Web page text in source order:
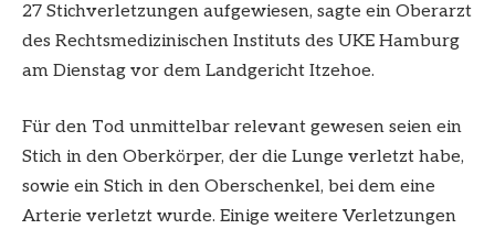
27 Stichverletzungen aufgewiesen, sagte ein Oberarzt
des Rechtsmedizinischen Instituts des UKE Hamburg
am Dienstag vor dem Landgericht Itzehoe.
Für den Tod unmittelbar relevant gewesen seien ein
Stich in den Oberkörper, der die Lunge verletzt habe,
sowie ein Stich in den Oberschenkel, bei dem eine
Arterie verletzt wurde. Einige weitere Verletzungen